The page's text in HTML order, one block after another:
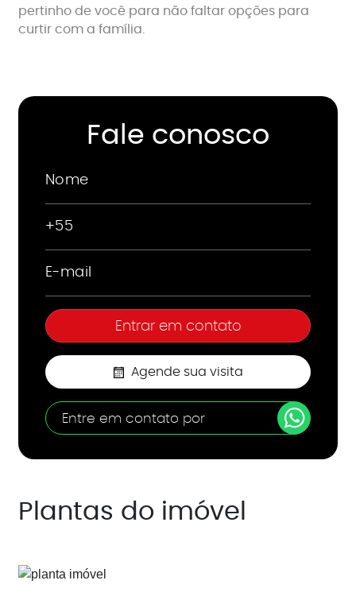
pertinho de você para não faltar opções para
curtir com a família.
Fale conosco
Agende sua visita
Entre em contato por
Plantas do imóvel